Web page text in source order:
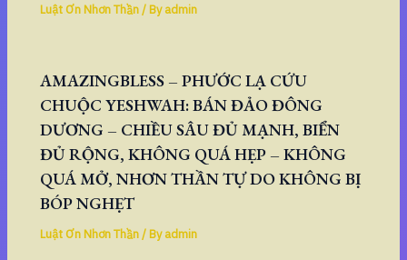
Luật Ơn Nhơn Thần/ Byadmin
AMAZINGBLESS – PHƯỚC LẠ CỨU
CHUỘC YESHWAH: BÁN ĐẢO ĐÔNG
DƯƠNG – CHIỀU SÂU ĐỦ MẠNH, BIỂN
ĐỦ RỘNG, KHÔNG QUÁ HẸP – KHÔNG
QUÁ MỞ, NHƠN THẦN TỰ DO KHÔNG BỊ
BÓP NGHẸT
Luật Ơn Nhơn Thần/ Byadmin